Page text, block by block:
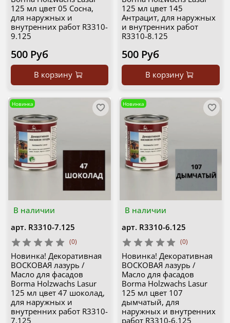
125 мл цвет 05 Сосна,
для наружных и
внутренних работ R3310-
9.125
500 Руб
В корзину
125 мл цвет 145
Антрацит, для наружных
и внутренних работ
R3310-8.125
500 Руб
В корзину
В наличии
Новинка
арт. R3310-7.125
(0)
Новинка! Декоративная
ВОСКОВАЯ лазурь /
Масло для фасадов
Borma Holzwachs Lasur
125 мл цвет 47 шоколад,
для наружных и
внутренних работ R3310-
7.125
В наличии
Новинка
арт. R3310-6.125
(0)
Новинка! Декоративная
ВОСКОВАЯ лазурь /
Масло для фасадов
Borma Holzwachs Lasur
125 мл цвет 107
дымчатый, для
наружных и внутренних
работ R3310-6.125